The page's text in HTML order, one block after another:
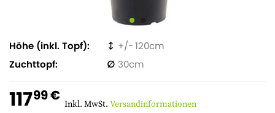
Höhe (inkl. Topf)
120
Zuchttopf
30
11799 € Inkl. MwSt. Versandinformationen